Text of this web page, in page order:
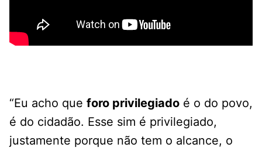
“Eu acho que foro privilegiado é o do povo,
é do cidadão. Esse sim é privilegiado,
justamente porque não tem o alcance, o